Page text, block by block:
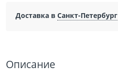
Доставка в Санкт-Петербург
Описание